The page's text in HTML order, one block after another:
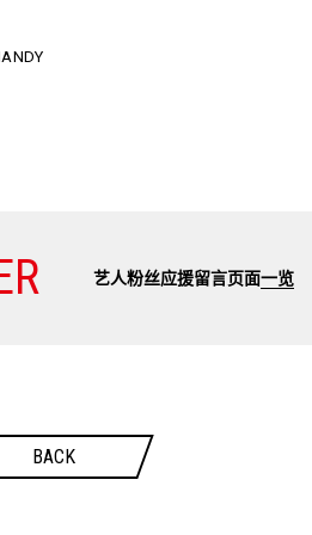
艺人粉丝应援留言页面一览
BACK